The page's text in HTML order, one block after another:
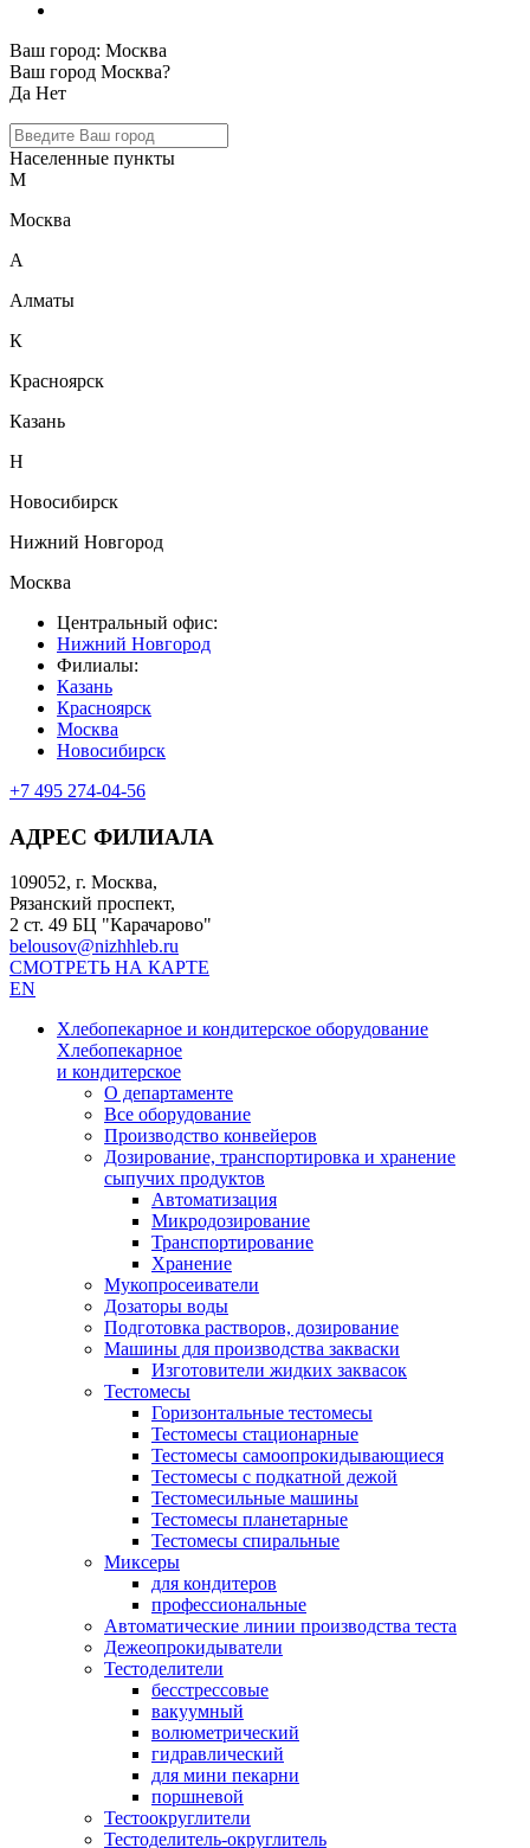
Ваш город: Москва
Ваш город Москва?
Да Нет
Населенные пункты
М
Москва
А
Алматы
К
Красноярск
Казань
Н
Новосибирск
Нижний Новгород
Москва
Центральный офис:
Нижний Новгород
Филиалы:
Казань
Красноярск
Москва
Новосибирск
+7 495 274-04-56
АДРЕС ФИЛИАЛА
109052, г. Москва,
Рязанский проспект,
2 ст. 49 БЦ "Карачарово"
belousov@nizhhleb.ru
СМОТРЕТЬ НА КАРТЕ
EN
Хлебопекарное и кондитерское оборудование
Хлебопекарное
и кондитерское
О департаменте
Все оборудование
Производство конвейеров
Дозирование, транспортировка и хранение
сыпучих продуктов
Автоматизация
Микродозирование
Транспортирование
Хранение
Мукопросеиватели
Дозаторы воды
Подготовка растворов, дозирование
Машины для производства закваски
Изготовители жидких заквасок
Тестомесы
Горизонтальные тестомесы
Тестомесы стационарные
Тестомесы самоопрокидывающиеся
Тестомесы с подкатной дежой
Тестомесильные машины
Тестомесы планетарные
Тестомесы спиральные
Миксеры
для кондитеров
профессиональные
Автоматические линии производства теста
​Дежеопрокидыватели
Тестоделители
бесстрессовые
вакуумный
волюметрический
гидравлический
для мини пекарни
поршневой
Тестоокруглители
Тестоделитель-округлитель